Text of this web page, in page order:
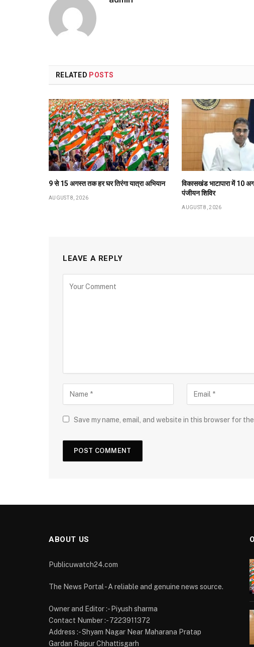
RELATED POSTS
9 से 15 अगस्त तक हर घर तिरंगा यात्रा अभियान
AUGUST 8, 2026
विकासखंड भाटापारा में 10
पंजीयन शिविर
AUGUST 8, 2026
LEAVE A REPLY
Save my name, email, and website in this browser for